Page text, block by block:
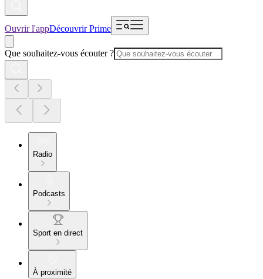
Ouvrir l'appDécouvrir Prime
Que souhaitez-vous écouter ?
Radio
Podcasts
Sport en direct
À proximité